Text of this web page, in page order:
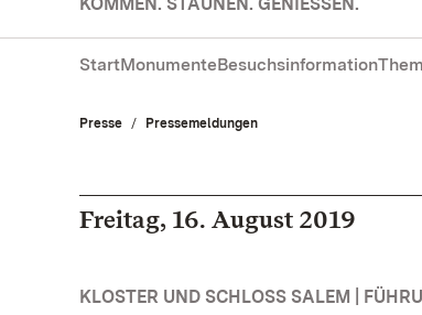
StartMonumenteBesuchsinformation
Presse Pressemeldungen
Freitag, 16. August 2019
KLOSTER UND SCHLOSS SALEM |